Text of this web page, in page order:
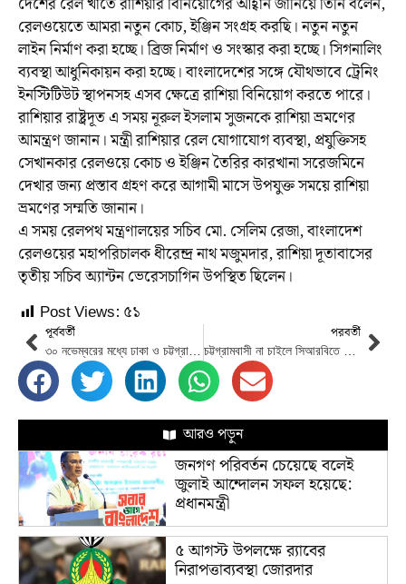
রেলওয়েতে আমরা নতুন কোচ, ইঞ্জিন সংগ্রহ করছি। নতুন নতুন
লাইন নির্মাণ করা হচ্ছে। ব্রিজ নির্মাণ ও সংস্কার করা হচ্ছে। সিগনালিং
ব্যবস্থা আধুনিকায়ন করা হচ্ছে। বাংলাদেশের সঙ্গে যৌথভাবে ট্রেনিং
ইনস্টিটিউট স্থাপনসহ এসব ক্ষেত্রে রাশিয়া বিনিয়োগ করতে পারে।
রাশিয়ার রাষ্ট্রদূত এ সময় নূরুল ইসলাম সুজনকে রাশিয়া ভ্রমণের
আমন্ত্রণ জানান। মন্ত্রী রাশিয়ার রেল যোগাযোগ ব্যবস্থা, প্রযুক্তিসহ
সেখানকার রেলওয়ে কোচ ও ইঞ্জিন তৈরির কারখানা সরেজমিনে
দেখার জন্য প্রস্তাব গ্রহণ করে আগামী মাসে উপযুক্ত সময়ে রাশিয়া
ভ্রমণের সম্মতি জানান।
এ সময় রেলপথ মন্ত্রণালয়ের সচিব মো. সেলিম রেজা, বাংলাদেশ
রেলওয়ের মহাপরিচালক ধীরেন্দ্র নাথ মজুমদার, রাশিয়া দূতাবাসের
তৃতীয় সচিব অ্যান্টন ভেরেসচাগিন উপস্থিত ছিলেন।
Post Views: ৫১
পূর্ববর্তী
৩০ নভেম্বরের মধ্যে ঢাকা ও চট্টগ্রাম শহরে কেবল নেটওয়ার্ক পদ্ধতি ডিজিটাল করা হবে
পরবর্তী
চট্টগ্রামবাসী না চাইলে সিআরবিতে হাসপাতাল হবে না : রেলমন্ত্রী
আরও পড়ুন
জনগণ পরিবর্তন চেয়েছে বলেই
জুলাই আন্দোলন সফল হয়েছে:
প্রধানমন্ত্রী
৫ আগস্ট উপলক্ষে র‌্যাবের
নিরাপত্তাব্যবস্থা জোরদার